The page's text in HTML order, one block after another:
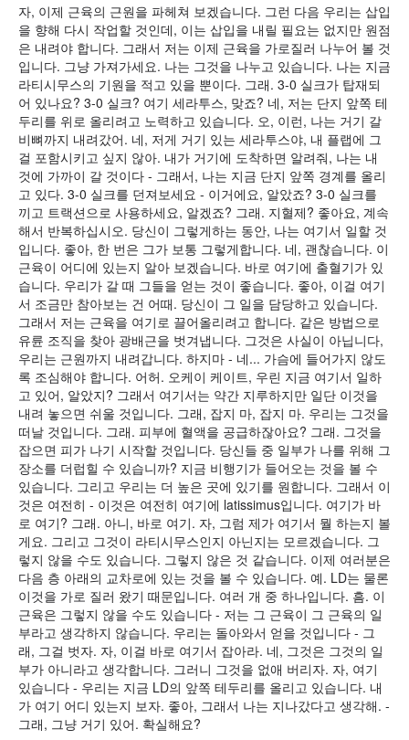
자, 이제 근육의 근원을 파헤쳐 보겠습니다. 그런 다음 우리는 삽입
을 향해 다시 작업할 것인데, 이는 삽입을 내릴 필요는 없지만 원점
은 내려야 합니다. 그래서 저는 이제 근육을 가로질러 나누어 볼 것
입니다. 그냥 가져가세요. 나는 그것을 나누고 있습니다. 나는 지금
라티시무스의 기원을 적고 있을 뿐이다. 그래. 3-0 실크가 탑재되
어 있나요? 3-0 실크? 여기 세라투스, 맞죠? 네, 저는 단지 앞쪽 테
두리를 위로 올리려고 노력하고 있습니다. 오, 이런, 나는 거기 갈
비뼈까지 내려갔어. 네, 저게 거기 있는 세라투스야, 내 플랩에 그
걸 포함시키고 싶지 않아. 내가 거기에 도착하면 알려줘, 나는 내
것에 가까이 갈 것이다 - 그래서, 나는 지금 단지 앞쪽 경계를 올리
고 있다. 3-0 실크를 던져보세요 - 이거에요, 알았죠? 3-0 실크를
끼고 트랙션으로 사용하세요, 알겠죠? 그래. 지혈제? 좋아요, 계속
해서 반복하십시오. 당신이 그렇게하는 동안, 나는 여기서 일할 것
입니다. 좋아, 한 번은 그가 보통 그렇게합니다. 네, 괜찮습니다. 이
근육이 어디에 있는지 알아 보겠습니다. 바로 여기에 출혈기가 있
습니다. 우리가 갈 때 그들을 얻는 것이 좋습니다. 좋아, 이걸 여기
서 조금만 참아보는 건 어때. 당신이 그 일을 담당하고 있습니다.
그래서 저는 근육을 여기로 끌어올리려고 합니다. 같은 방법으로
유륜 조직을 찾아 광배근을 벗겨냅니다. 그것은 사실이 아닙니다,
우리는 근원까지 내려갑니다. 하지마 - 네... 가슴에 들어가지 않도
록 조심해야 합니다. 어허. 오케이 케이트, 우린 지금 여기서 일하
고 있어, 알았지? 그래서 여기서는 약간 지루하지만 일단 이것을
내려 놓으면 쉬울 것입니다. 그래, 잡지 마, 잡지 마. 우리는 그것을
떠날 것입니다. 그래. 피부에 혈액을 공급하잖아요? 그래. 그것을
잡으면 피가 나기 시작할 것입니다. 당신들 중 일부가 나를 위해 그
장소를 더럽힐 수 있습니까? 지금 비행기가 들어오는 것을 볼 수
있습니다. 그리고 우리는 더 높은 곳에 있기를 원합니다. 그래서 이
것은 여전히 - 이것은 여전히 여기에 latissimus입니다. 여기가 바
로 여기? 그래. 아니, 바로 여기. 자, 그럼 제가 여기서 뭘 하는지 볼
게요. 그리고 그것이 라티시무스인지 아닌지는 모르겠습니다. 그
렇지 않을 수도 있습니다. 그렇지 않은 것 같습니다. 이제 여러분은
다음 층 아래의 교차로에 있는 것을 볼 수 있습니다. 예. LD는 물론
이것을 가로 질러 왔기 때문입니다. 여러 개 중 하나입니다. 흠. 이
근육은 그렇지 않을 수도 있습니다 - 저는 그 근육이 그 근육의 일
부라고 생각하지 않습니다. 우리는 돌아와서 얻을 것입니다 - 그
래, 그걸 벗자. 자, 이걸 바로 여기서 잡아라. 네, 그것은 그것의 일
부가 아니라고 생각합니다. 그러니 그것을 없애 버리자. 자, 여기
있습니다 - 우리는 지금 LD의 앞쪽 테두리를 올리고 있습니다. 내
가 여기 어디 있는지 보자. 좋아, 그래서 나는 지나갔다고 생각해. -
그래, 그냥 거기 있어. 확실해요?